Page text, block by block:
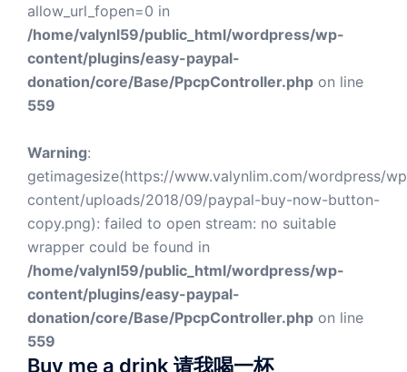
allow_url_fopen=0 in
/home/valynl59/public_html/wordpress/wp-
content/plugins/easy-paypal-
donation/core/Base/PpcpController.php on line
559
Warning:
getimagesize(https://www.valynlim.com/wordpress/
content/uploads/2018/09/paypal-buy-now-button-
copy.png): failed to open stream: no suitable
wrapper could be found in
/home/valynl59/public_html/wordpress/wp-
content/plugins/easy-paypal-
donation/core/Base/PpcpController.php on line
559
Buy me a drink 请我喝一杯